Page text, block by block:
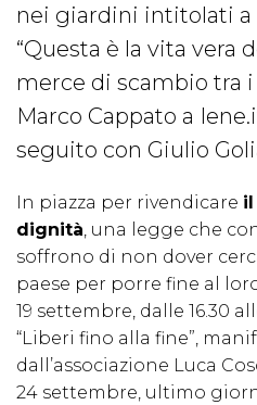
nei giardini intitolati a
“Questa è la vita vera
merce di scambio tra
Marco Cappato a
seguito con Giulio
In piazza per rivendicare
dignità, una legge che
soffrono di non dover
paese per porre fine al
19 settembre, dalle 16.30
“Liberi fino alla fine”,
dall’associazione Luca
24 settembre, ultimo